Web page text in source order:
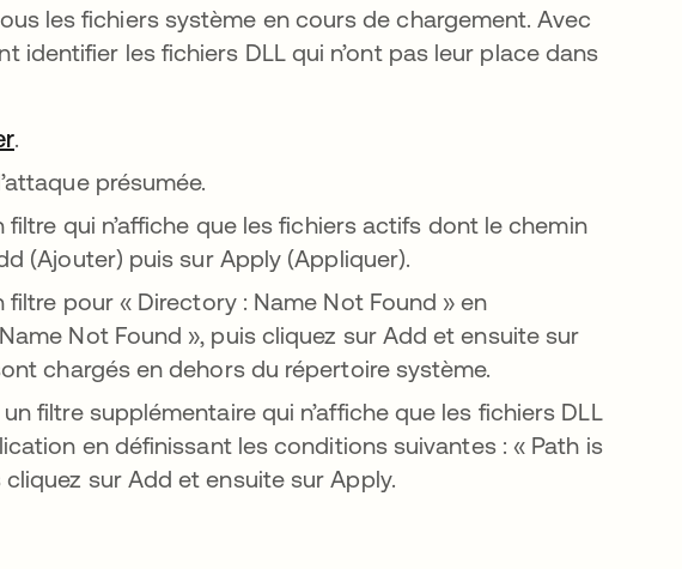
les fichiers système en cours de chargement. Avec
identifier les fichiers DLL qui n’ont pas leur place dans
s’ouvre dans un nouvel onglet
.
présumée.
qui n’affiche que les fichiers actifs dont le chemin
(Ajouter) puis sur Apply (Appliquer).
pour « Directory : Name Not Found » en
Not Found », puis cliquez sur Add et ensuite sur
chargés en dehors du répertoire système.
filtre supplémentaire qui n’affiche que les fichiers DLL
en définissant les conditions suivantes : « Path is
sur Add et ensuite sur Apply.